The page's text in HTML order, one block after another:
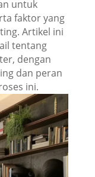
untuk
faktor yang
Artikel ini
tentang
dengan
dan peran
ini.